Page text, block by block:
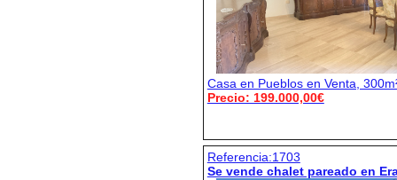
Casa en Pueblos en Venta,
Precio: 199.000,00€
Referencia:1703
Se vende chalet pareado en